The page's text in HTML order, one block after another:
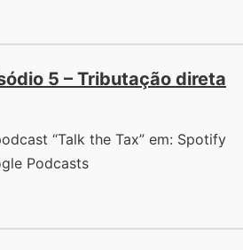
5 – Tributação direta
“Talk the Tax” em: Spotify
Podcasts